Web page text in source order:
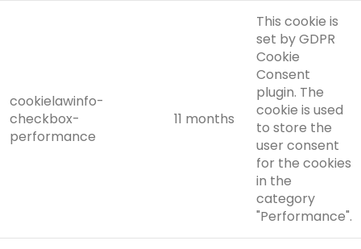
cookielawinfo-
checkbox-
performance
11 months
This cookie is
set by GDPR
Cookie
Consent
plugin. The
cookie is used
to store the
user consent
for the cookies
in the
category
"Performance".